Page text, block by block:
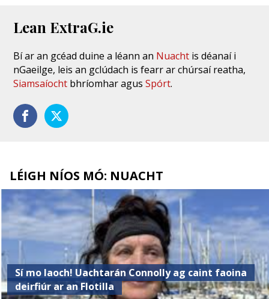
Lean ExtraG.ie
Bí ar an gcéad duine a léann an Nuacht is déanaí i
nGaeilge, leis an gclúdach is fearr ar chúrsaí reatha,
Siamsaíocht bhríomhar agusSpórt.
LÉIGH NÍOS MÓ: NUACHT
Sí mo laoch! Uachtarán Connolly ag caint faoina
deirfiúr ar an Flotilla